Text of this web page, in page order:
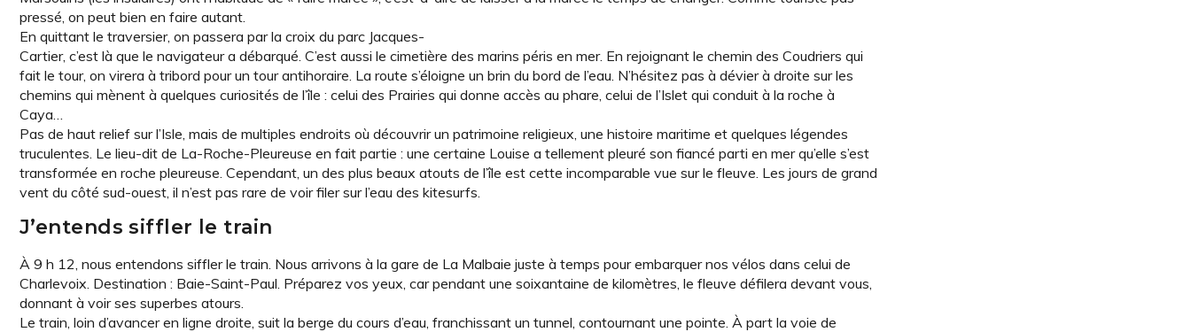
pressé, on peut bien en faire autant.
En quittant le traversier, on passera par la croix du parc Jacques-
Cartier, c’est là que le navigateur a débarqué. C’est aussi le cimetière des marins péris en mer. En rejoignant le chemin des Coudriers qui
fait le tour, on virera à tribord pour un tour antihoraire. La route s’éloigne un brin du bord de l’eau. N’hésitez pas à dévier à droite sur les
chemins qui mènent à quelques curiosités de l’île : celui des Prairies qui donne accès au phare, celui de l’Islet qui conduit à la roche à
Caya…
Pas de haut relief sur l’Isle, mais de multiples endroits où découvrir un patrimoine religieux, une histoire maritime et quelques légendes
truculentes. Le lieu-dit de La-Roche-Pleureuse en fait partie : une certaine Louise a tellement pleuré son fiancé parti en mer qu’elle s’est
transformée en roche pleureuse. Cependant, un des plus beaux atouts de l’île est cette incomparable vue sur le fleuve. Les jours de grand
vent du côté sud-ouest, il n’est pas rare de voir filer sur l’eau des kitesurfs.
J’entends siffler le train
À 9 h 12, nous entendons siffler le train. Nous arrivons à la gare de La Malbaie juste à temps pour embarquer nos vélos dans celui de
Charlevoix. Destination : Baie-Saint-Paul. Préparez vos yeux, car pendant une soixantaine de kilomètres, le fleuve défilera devant vous,
donnant à voir ses superbes atours.
Le train, loin d’avancer en ligne droite, suit la berge du cours d’eau, franchissant un tunnel, contournant une pointe. À part la voie de